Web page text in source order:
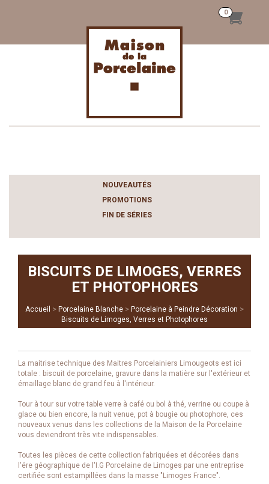
NOUVEAUTÉS
PROMOTIONS
FIN DE SÉRIES
BISCUITS DE LIMOGES, VERRES
ET PHOTOPHORES
Accueil > Porcelaine Blanche > Porcelaine à Peindre Décoration >
Biscuits de Limoges, Verres et Photophores
La maitrise technique des Maitres Porcelainiers Limougeots est ici
totale : biscuit de porcelaine, gravure dans la matière sur l'extérieur et
émaillage blanc de grand feu à l'intérieur.
Tour à tour sur votre table verre à café ou bol à thé, verrine ou coupe à
glace ou bien encore, la nuit venue, pot à bougie ou photophore, ces
nouveaux venus dans les collections de la Maison de la Porcelaine
vous deviendront très vite indispensables.
Toutes les pièces de cette collection fabriquées et décorées dans
l'ére géographique de l'I.G Porcelaine de Limoges par une entreprise
certifiée sont estampillées dans la masse "Limoges France".